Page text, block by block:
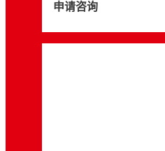
申请咨询